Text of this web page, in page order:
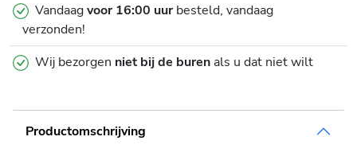
Vandaagvoor 16:00 uurbesteld, vandaag
verzonden!
Wij bezorgen niet bij de burenals u dat niet wilt
Productomschrijving